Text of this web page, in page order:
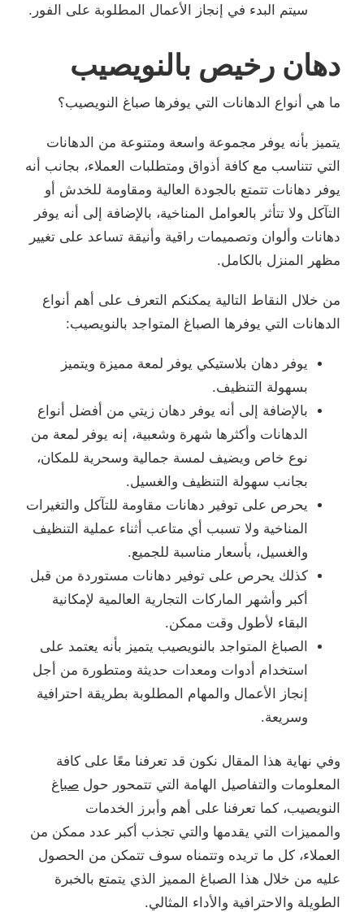
سيتم البدء في إنجاز الأعمال المطلوبة على الفور.
دهان رخيص بالنويصيب
ما هي أنواع الدهانات التي يوفرها صباغ النويصيب؟
يتميز بأنه يوفر مجموعة واسعة ومتنوعة من الدهانات
التي تتناسب مع كافة أذواق ومتطلبات العملاء، بجانب أنه
يوفر دهانات تتمتع بالجودة العالية ومقاومة للخدش أو
التآكل ولا تتأثر بالعوامل المناخية، بالإضافة إلى أنه يوفر
دهانات وألوان وتصميمات راقية وأنيقة تساعد على تغيير
مظهر المنزل بالكامل.
من خلال النقاط التالية يمكنكم التعرف على أهم أنواع
الدهانات التي يوفرها الصباغ المتواجد بالنويصيب:
يوفر دهان بلاستيكي يوفر لمعة مميزة ويتميز
بسهولة التنظيف.
بالإضافة إلى أنه يوفر دهان زيتي من أفضل أنواع
الدهانات وأكثرها شهرة وشعبية، إنه يوفر لمعة من
نوع خاص ويضيف لمسة جمالية وسحرية للمكان،
بجانب سهولة التنظيف والغسيل.
يحرص على توفير دهانات مقاومة للتآكل والتغيرات
المناخية ولا تسبب أي متاعب أثناء عملية التنظيف
والغسيل، بأسعار مناسبة للجميع.
كذلك يحرص على توفير دهانات مستوردة من قبل
أكبر وأشهر الماركات التجارية العالمية لإمكانية
البقاء لأطول وقت ممكن.
الصباغ المتواجد بالنويصيب يتميز بأنه يعتمد على
استخدام أدوات ومعدات حديثة ومتطورة من أجل
إنجاز الأعمال والمهام المطلوبة بطريقة احترافية
وسريعة.
وفي نهاية هذا المقال نكون قد تعرفنا معًا على كافة
المعلومات والتفاصيل الهامة التي تتمحور حول صباغ
النويصيب، كما تعرفنا على أهم وأبرز الخدمات
والمميزات التي يقدمها والتي تجذب أكبر عدد ممكن من
العملاء، كل ما تريده وتتمناه سوف تتمكن من الحصول
عليه من خلال هذا الصباغ المميز الذي يتمتع بالخبرة
الطويلة والاحترافية والأداء المثالي.